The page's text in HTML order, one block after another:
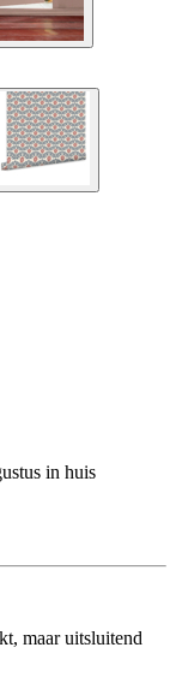
in huis
maar uitsluitend